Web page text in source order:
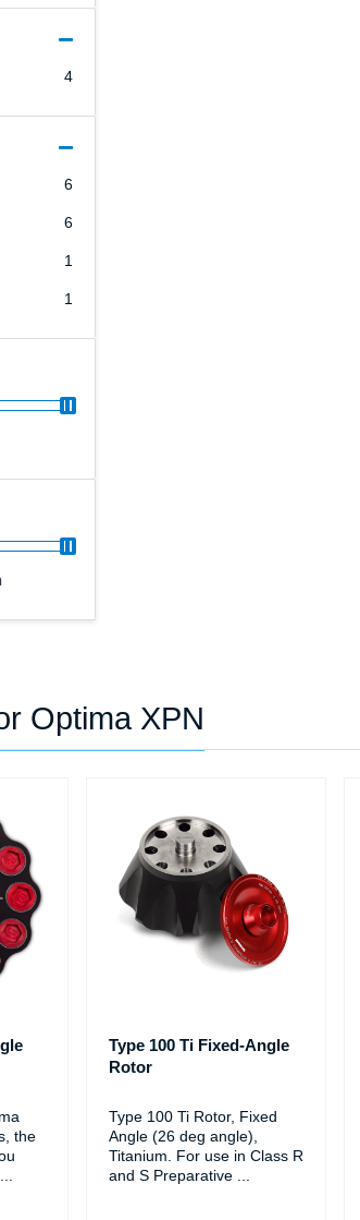
4
6
6
1
1
Optima XPN
the
Type 100 Ti Fixed-Angle
Rotor
Type 100 Ti Rotor, Fixed
Angle (26 deg angle),
Titanium. For use in Class R
and S Preparative